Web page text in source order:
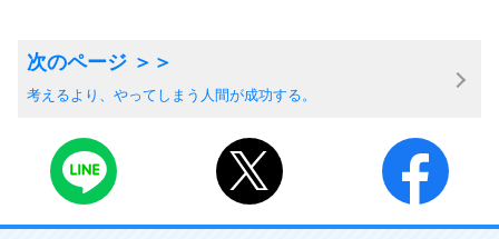
考えるより、やってしまう人間が成功する。